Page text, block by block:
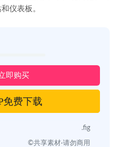
仪表板。
即购买
免费下载
.fig
©共享素材·请勿商用